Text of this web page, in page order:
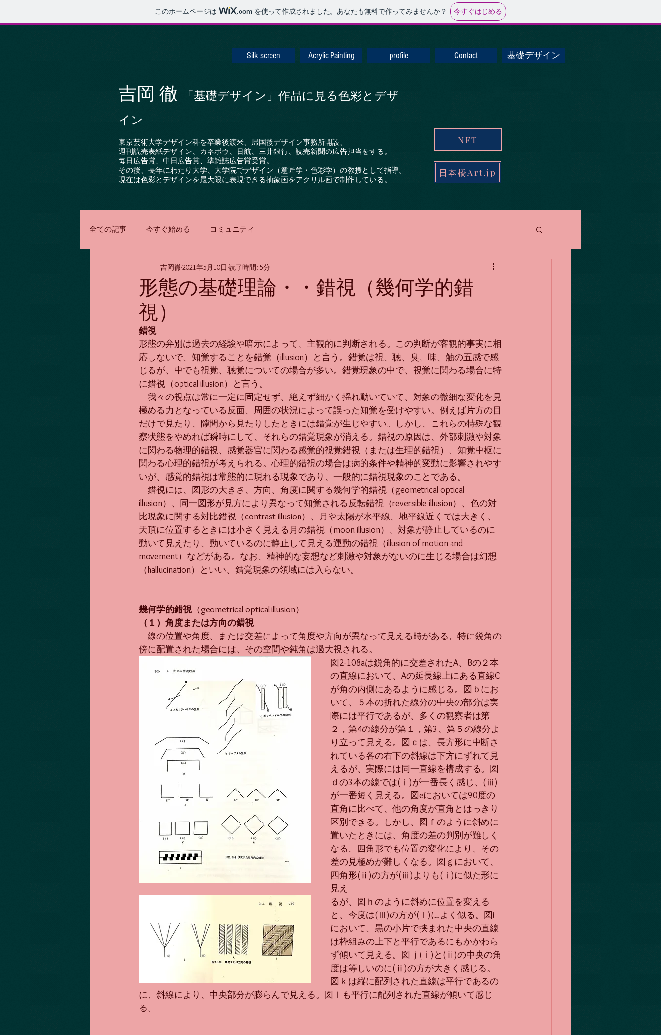
このホームページは .com を使って作成されました。あなたも無料で作ってみませんか？ 今すぐはじめる
Silk screen Acrylic Painting profile Contact 基礎デザイン
吉岡 徹
「基礎デザイン」作品に見る色彩とデザ
イン
東京芸術大学デザイン科を卒業後渡米、帰国後デザイン事務所開設、
週刊読売表紙デザイン、カネボウ、日航、三井銀行、読売新聞の広告担当をする。
毎日広告賞、中日広告賞、準雑誌広告賞受賞。
その後、長年にわたり大学、大学院でデザイン（意匠学・色彩学）の教授として指導。
現在は色彩とデザインを最大限に表現できる抽象画をアクリル画で制作している。
NFT
日本橋Art.jp
全ての記事 今すぐ始める コミュニティ
形態の基礎理論・・錯視（幾何学的錯
視）
吉岡徹2021年5月10日 読了時間: 5分
錯視
形態の弁別は過去の経験や暗示によって、主観的に判断される。この判断が客観的事実に相
応しないで、知覚することを錯覚（illusion）と言う。錯覚は視、聴、臭、味、触の五感で感
じるが、中でも視覚、聴覚についての場合が多い。錯覚現象の中で、視覚に関わる場合に特
に錯視（optical illusion）と言う。
我々の視点は常に一定に固定せず、絶えず細かく揺れ動いていて、対象の微細な変化を見
極める力となっている反面、周囲の状況によって誤った知覚を受けやすい。例えば片方の目
だけで見たり、隙間から見たりしたときには錯覚が生じやすい。しかし、これらの特殊な観
察状態をやめれば瞬時にして、それらの錯覚現象が消える。錯視の原因は、外部刺激や対象
に関わる物理的錯視、感覚器官に関わる感覚的視覚錯視（または生理的錯視）、知覚中枢に
関わる心理的錯視が考えられる。心理的錯視の場合は病的条件や精神的変動に影響されやす
いが、感覚的錯視は常態的に現れる現象であり、一般的に錯視現象のことである。
錯視には、図形の大きさ、方向、角度に関する幾何学的錯視（geometrical optical
illusion）、同一図形が見方により異なって知覚される反転錯視（reversible illusion）、色の対
比現象に関する対比錯視（contrast illusion）、月や太陽が水平線、地平線近くでは大きく、
天頂に位置するときには小さく見える月の錯視（moon illusion）、対象が静止しているのに
動いて見えたり、動いているのに静止して見える運動の錯視（illusion of motion and
movement）などがある。なお、精神的な妄想など刺激や対象がないのに生じる場合は幻想
（hallucination）といい、錯覚現象の領域には入らない。
幾何学的錯視（geometrical optical illusion）
（１）角度または方向の錯視
線の位置や角度、または交差によって角度や方向が異なって見える時がある。特に鋭角の
傍に配置された場合には、その空間や鈍角は過大視される。
図2-108aは鋭角的に交差されたA、Bの２本
の直線において、Aの延長線上にある直線C
が角の内側にあるように感じる。図ｂにお
いて、５本の折れた線分の中央の部分は実
際には平行であるが、多くの観察者は第
２，第4の線分が第１，第3、第５の線分よ
り立って見える。図ｃは、長方形に中断さ
れている各の右下の斜線は下方にずれて見
えるが、実際には同一直線を構成する。図
ｄの3本の線では(ⅰ)が一番長く感じ、(ⅲ)
が一番短く見える。図eにおいては90度の
直角に比べて、他の角度が直角とはっきり
区別できる。しかし、図ｆのように斜めに
置いたときには、角度の差の判別が難しく
なる。四角形でも位置の変化により、その
差の見極めが難しくなる。図ｇにおいて、
四角形(ⅱ)の方が(ⅲ)よりも(ⅰ)に似た形に
見え
るが、図ｈのように斜めに位置を変える
と、今度は(ⅲ)の方が(ⅰ)によく似る。図i
において、黒の小片で挟まれた中央の直線
は枠組みの上下と平行であるにもかかわら
ず傾いて見える。図ｊ(ⅰ)と(ⅱ)の中央の角
度は等しいのに(ⅱ)の方が大きく感じる。
図ｋは縦に配列された直線は平行であるの
に、斜線により、中央部分が膨らんで見える。図ｌも平行に配列された直線が傾いて感じ
る。